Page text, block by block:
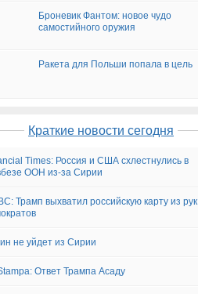
Броневик Фантом: новое чудо
самостийного оружия
Ракета для Польши попала в цель
Краткие новости сегодня
Times: Россия и США схлестнулись в
ООН из-за Сирии
Трамп выхватил российскую карту из рук
не уйдет из Сирии
Ответ Трампа Асаду